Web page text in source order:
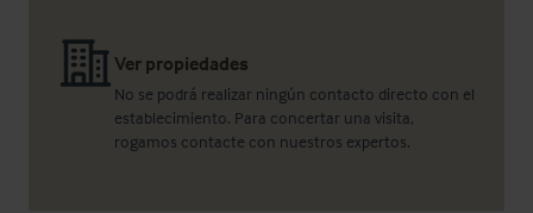
Ver propiedades
No se podrá realizar ningún contacto directo con el
establecimiento. Para concertar una visita,
rogamos contacte con nuestros expertos.